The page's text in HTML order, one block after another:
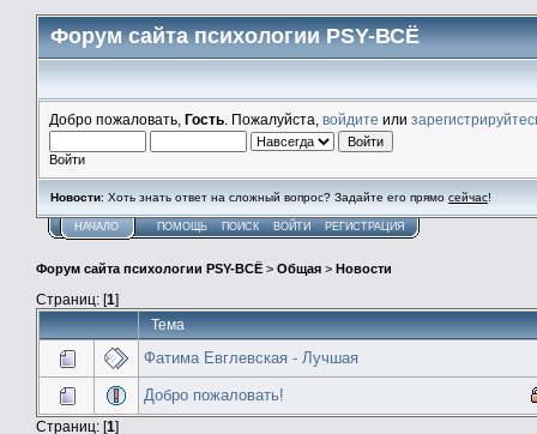
Форум сайта психологии PSY-ВСЁ
Добро пожаловать, Гость . Пожалуйста, войдите или
Войти
Новости: Хоть знать ответ на сложный вопрос? Задайте его прямо сейчас!
НАЧАЛО ПОМОЩЬ ПОИСК ВОЙТИ РЕГИСТРАЦИЯ
Форум сайта психологии PSY-ВСЁ > Общая > Новости
Страниц: [1]
Тема
Фатима Евглевская - Лучшая
Добро пожаловать!
Страниц: [1]